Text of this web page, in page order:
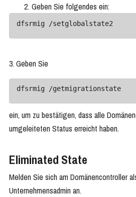
Geben Sie folgendes ein:
dfsrmig /setglobalstate2
3. Geben Sie
dfsrmig /getmigrationstate
ein, um zu bestätigen, dass alle
umgeleiteten Status erreicht haben.
Eliminated State
Melden Sie sich am Domänencontroller
Unternehmensadmin an.